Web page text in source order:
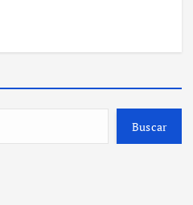
Buscar